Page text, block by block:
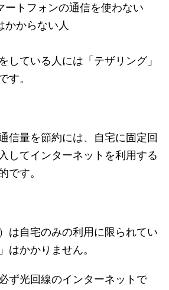
ートフォンの通信を使わない
かからない人
している人には「テザリング」
す。
信量を節約には、自宅に固定回
してインターネットを利用する
です。
は自宅のみの利用に限られてい
はかかりません。
ず光回線のインターネットで